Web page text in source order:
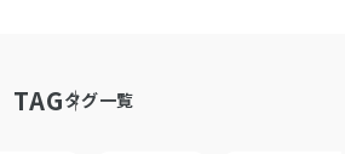
TAGタグ一覧